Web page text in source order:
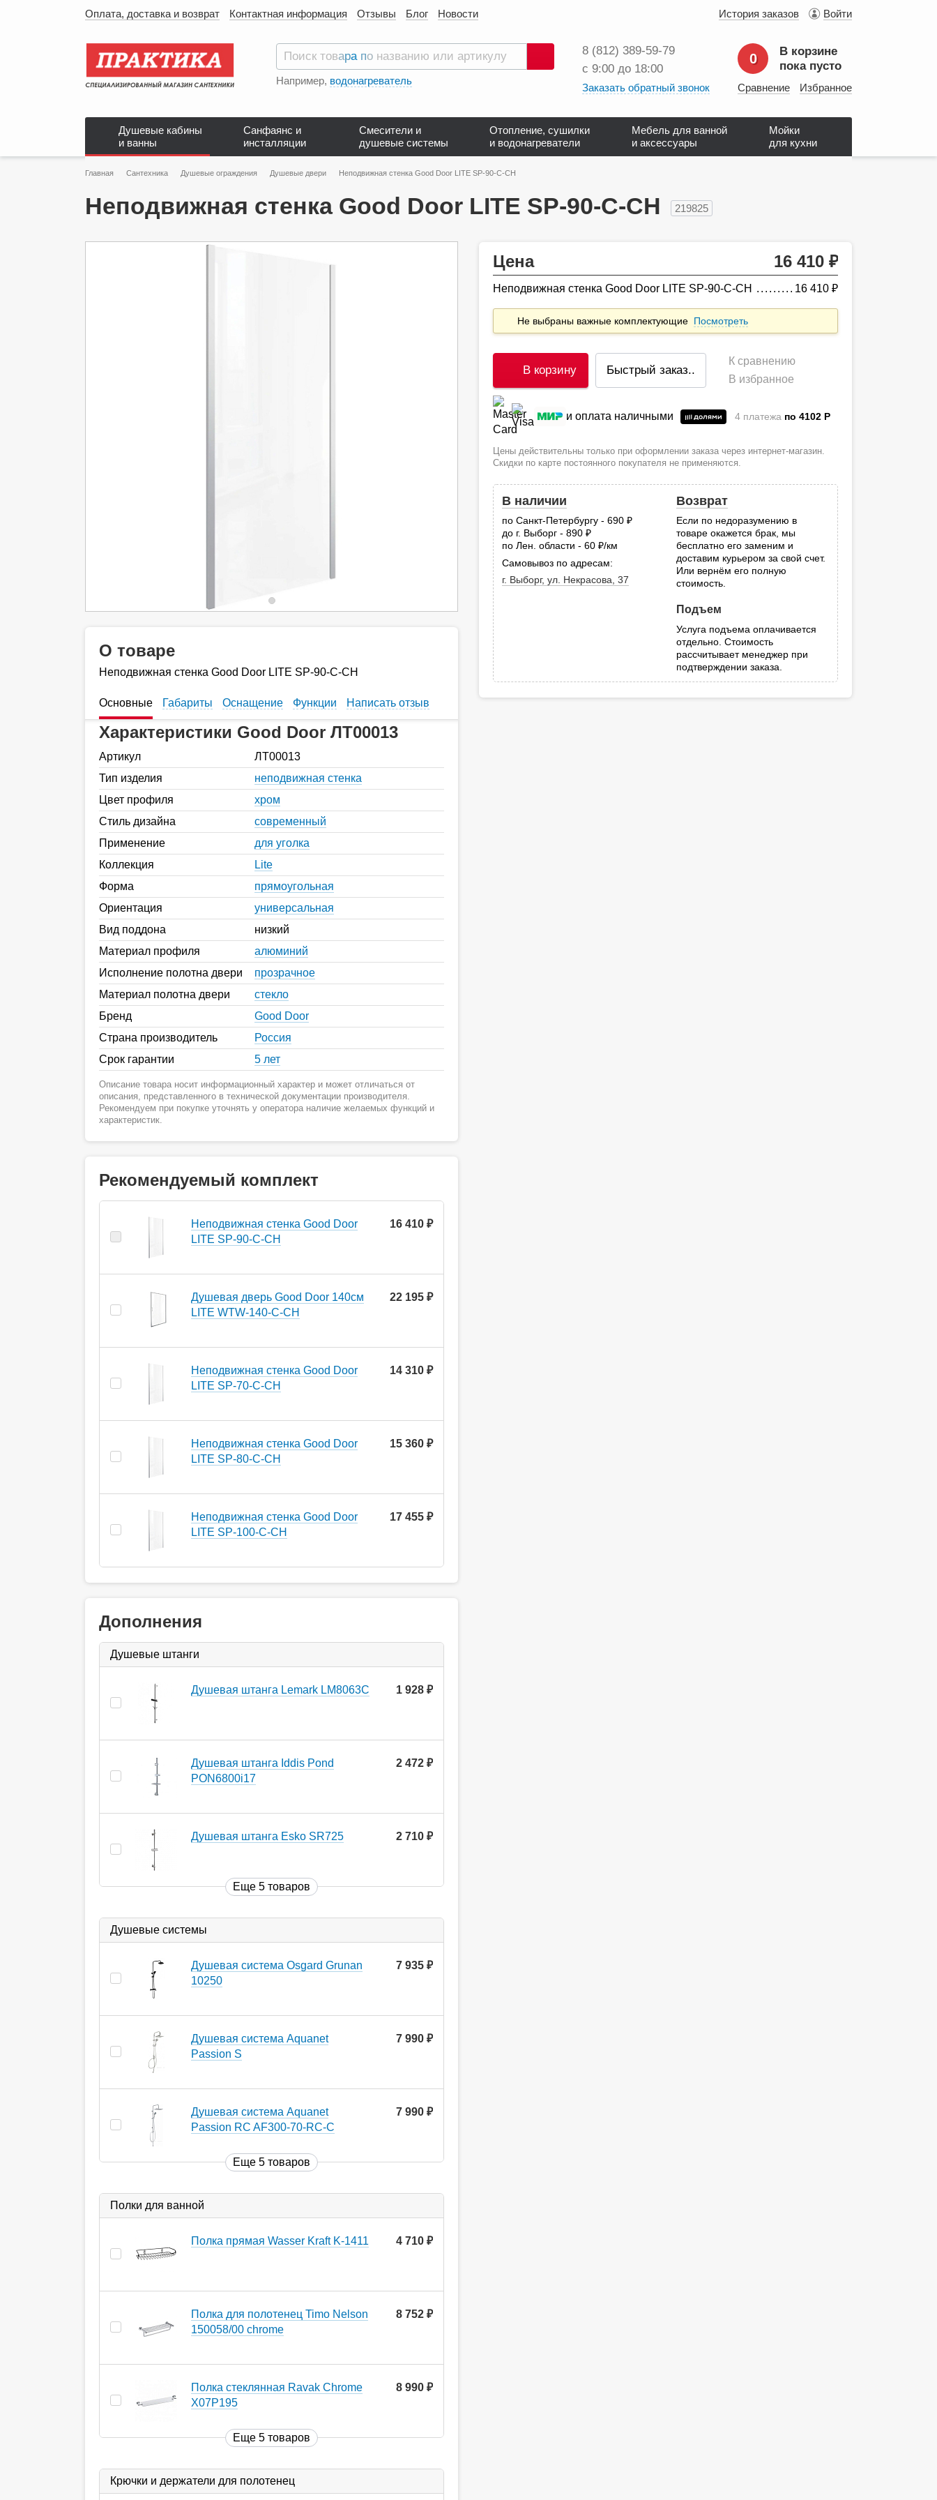
Оплата, доставка и возврат Контактная информация Отзывы Блог Новости История заказов Войти
Поиск
Например, водонагреватель
8 (812) 389‑59‑79
с 9:00 до 18:00
Заказать обратный звонок
0
В корзине
пока пусто
Сравнение Избранное
Душевые кабины
и ванны
Санфаянс и
инсталляции
Смесители и
душевые системы
Отопление, сушилки
и водонагреватели
Мебель для ванной
и аксессуары
Мойки
для кухни
Главная Сантехника Душевые ограждения Душевые двери Неподвижная стенка Good Door LITE SP-90-C-CH
Неподвижная стенка Good Door LITE SP-90-C-CH 219825
Цена 16 410
Неподвижная стенка Good Door LITE SP-90-C-CH 16 410
Не выбраны важные комплектующие Посмотреть
В корзину Быстрый заказ..
К сравнению
В избранное
и оплата наличными 4 платежа по 4102 P
Цены действительны только при оформлении заказа через интернет-магазин.
Скидки по карте постоянного покупателя не применяются.
В наличии
по Санкт-Петербургу - 690
до г. Выборг - 890
по Лен. области - 60
руб.
/км
Самовывоз по адресам:
г. Выборг, ул. Некрасова, 37
Возврат
Если по недоразумению в
товаре окажется брак, мы
бесплатно его заменим и
доставим курьером за свой счет.
Или вернём его полную
стоимость.
Подъем
Услуга подъема оплачивается
отдельно. Стоимость
рассчитывает менеджер при
подтверждении заказа.
О товаре
Неподвижная стенка Good Door LITE SP-90-C-CH
Основные Габариты Оснащение Функции Написать отзыв
Характеристики Good Door ЛТ00013
Артикул
ЛТ00013
Тип изделия
неподвижная стенка
Цвет профиля
хром
Стиль дизайна
современный
Применение
для уголка
Коллекция
Lite
Форма
прямоугольная
Ориентация
универсальная
Вид поддона
низкий
Материал профиля
алюминий
Исполнение полотна двери
прозрачное
Материал полотна двери
стекло
Бренд
Good Door
Страна производитель
Россия
Срок гарантии
5 лет
Описание товара носит информационный характер и может отличаться от
описания, представленного в технической документации производителя.
Рекомендуем при покупке уточнять у оператора наличие желаемых функций и
характеристик.
Рекомендуемый комплект
Неподвижная стенка Good Door
LITE SP-90-C-CH
16 410 ₽
Душевая дверь Good Door 140см
LITE WTW-140-C-CH
22 195 ₽
Неподвижная стенка Good Door
LITE SP-70-C-CH
14 310 ₽
Неподвижная стенка Good Door
LITE SP-80-C-CH
15 360 ₽
Неподвижная стенка Good Door
LITE SP-100-C-CH
17 455 ₽
Дополнения
Душевые штанги
Душевая штанга Lemark LM8063C 1 928
Душевая штанга Iddis Pond
PON6800i17
2 472
Душевая штанга Esko SR725 2 710
Еще 5 товаров
Душевые системы
Душевая система Osgard Grunan
10250
7 935
Душевая система Aquanet
Passion S
7 990
Душевая система Aquanet
Passion RC AF300-70-RC-С
7 990
Еще 5 товаров
Полки для ванной
Полка прямая Wasser Kraft K-1411 4 710
Полка для полотенец Timo Nelson
150058/00 chrome
8 752
Полка стеклянная Ravak Chrome
X07P195
8 990
Еще 5 товаров
Крючки и держатели для полотенец